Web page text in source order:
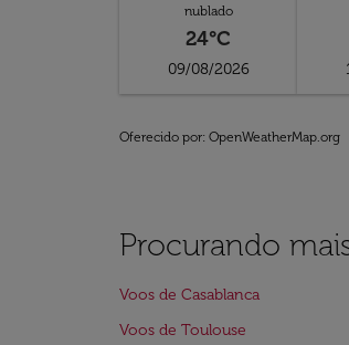
nublado
24°C
09/08/2026
Oferecido por: OpenWeatherMap.org
Procurando
Voos de Casablanca
Voos de Toulouse